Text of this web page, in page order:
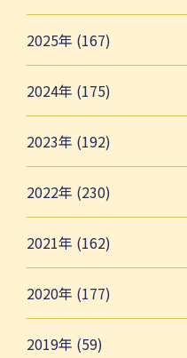
2025年 (167)
2024年 (175)
2023年 (192)
2022年 (230)
2021年 (162)
2020年 (177)
2019年 (59)